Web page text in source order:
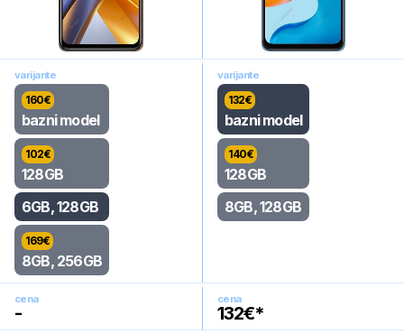
varijante
160€
bazni model
102€
128GB
6GB, 128GB
169€
8GB, 256GB
varijante
132€
bazni model
140€
128GB
8GB, 128GB
cena
-
cena
132€*